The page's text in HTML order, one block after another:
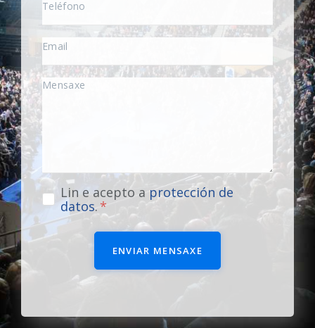
Lin e acepto a protección de
datos.
ENVIAR MENSAXE